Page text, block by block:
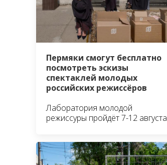
Пермяки смогут бесплатно
посмотреть эскизы
спектаклей молодых
российских режиссёров
Лаборатория молодой
режиссуры пройдёт 7-12 августа